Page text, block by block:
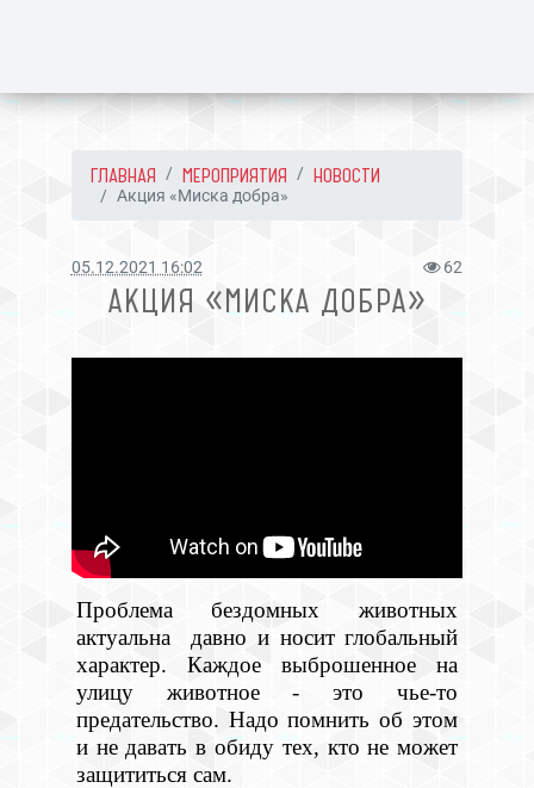
ГЛАВНАЯ МЕРОПРИЯТИЯ НОВОСТИ
Акция «Миска добра»
05.12.2021 16:02 62
АКЦИЯ «МИСКА ДОБРА»
Проблема бездомных животных
актуальна давно и носит глобальный
характер. Каждое выброшенное на
улицу животное - это чье-то
предательство. Надо помнить об этом
и не давать в обиду тех, кто не может
защититься сам.